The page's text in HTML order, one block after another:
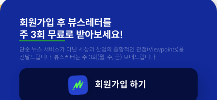
회원가입 후 뷰스레터를
주 3회 무료로 받아보세요!
단순 뉴스 서비스가 아닌 세상과 산업의 종합적인 관점(Viewpoints)을
전달드립니다. 뷰스레터는 주 3회(월, 수, 금) 보내드립니다.
회원가입 하기